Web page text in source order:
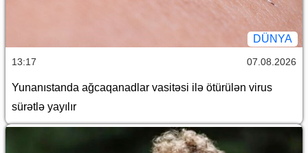
DÜNYA
13:17 07.08.2026
Yunanıstanda ağcaqanadlar vasitəsi ilə ötürülən virus
sürətlə yayılır